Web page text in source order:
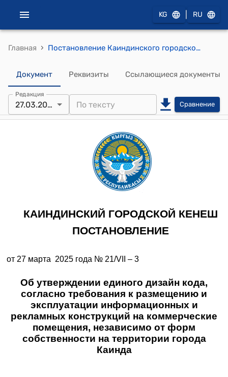
KG RU
Главная › Постановление Каиндинского городского кенешаот 27 марта 2025 года № 21/VII – 3 "Об утверждении единого дизайн кода, согласно требования к размещению и эксплуатации информационных и рекламных конструкций на коммерческие помещения, независимо от форм собственности на территории города Каинда"
Документ Реквизиты Ссылающиеся документы
Редакция
27.03.2025 Сравнение